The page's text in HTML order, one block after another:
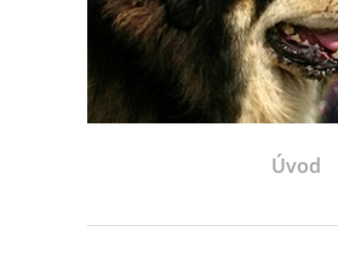
Úvod